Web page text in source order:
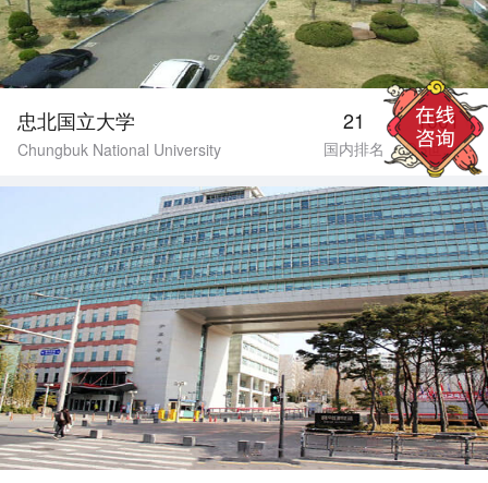
忠北国立大学
Chungbuk National University
1001
QS世界排名
21
国内排名